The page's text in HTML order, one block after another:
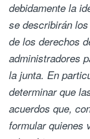
debidamente la
se describirán
de los derechos
administradores
la junta. En
determinar que
acuerdos que,
formular quienes